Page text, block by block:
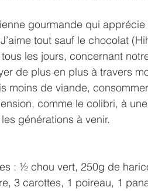
gourmande qui
tout sauf le chocolat
les jours, concernant
de plus en plus à travers
moins de viande,
comme le colibri, à
générations à venir.
: ½ chou vert, 250g de
3 carottes, 1 poireau, 1